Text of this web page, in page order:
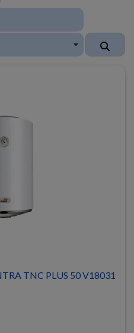
TNC PLUS 50 V18031